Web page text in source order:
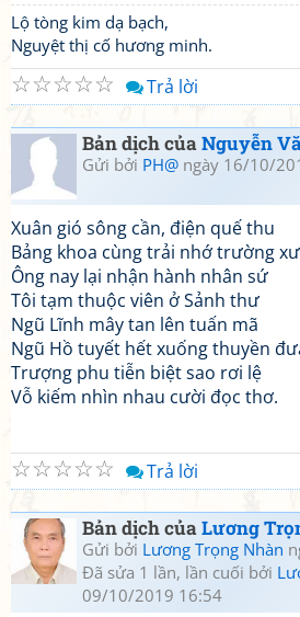
Lộ tòng kim dạ bạch,
Nguyệt thị cố hương minh.
☆
☆
☆
☆
☆ Trả lời
Bản dịch củaNguyễn
Gửi bởi PH@ ngày 16/10/
Xuân gió sông cần, điện quế thu
Bảng khoa cùng trải nhớ trường
Ông nay lại nhận hành nhân sứ
Tôi tạm thuộc viên ở Sảnh thư
Ngũ Lĩnh mây tan lên tuấn mã
Ngũ Hồ tuyết hết xuống thuyền
Trượng phu tiễn biệt sao rơi lệ
Vỗ kiếm nhìn nhau cười đọc thơ.
☆
☆
☆
☆
☆ Trả lời
Bản dịch củaLương
Gửi bởi Lương Trọng Nhàn
Đã sửa 1 lần, lần cuối bởi
09/10/2019 16:54